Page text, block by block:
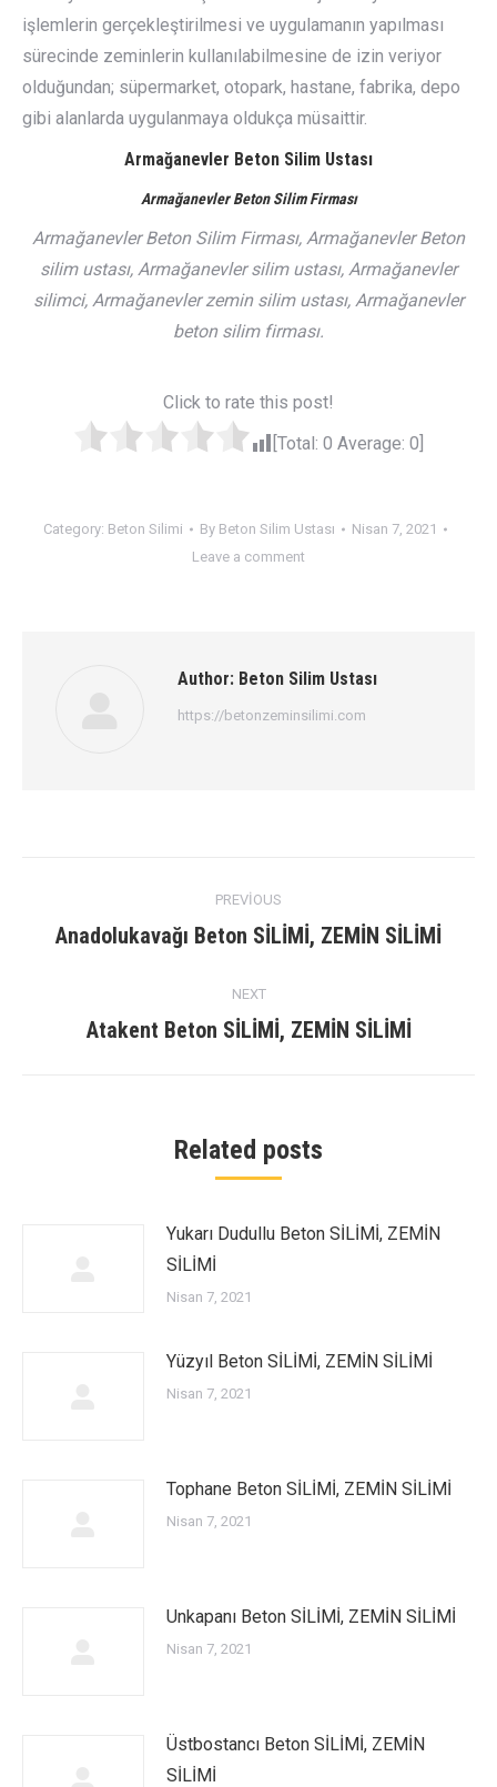
işlemlerin gerçekleştirilmesi ve uygulamanın yapılması
sürecinde zeminlerin kullanılabilmesine de izin veriyor
olduğundan; süpermarket, otopark, hastane, fabrika, depo
gibi alanlarda uygulanmaya oldukça müsaittir.
Armağanevler Beton Silim Ustası
Armağanevler Beton Silim Firması
Armağanevler Beton Silim Firması, Armağanevler Beton
silim ustası, Armağanevler silim ustası, Armağanevler
silimci, Armağanevler zemin silim ustası, Armağanevler
beton silim firması.
Click to rate this post!
[Total: 0 Average: 0
Category: Beton Silimi By Beton Silim Ustası
Nisan 7, 2021
Leave a comment
Author: Beton Silim Ustası
https://betonzeminsilimi.com
navigation
PREVIOUS
Previous
Anadolukavağı Beton SİLİMİ, ZEMİN SİLİMİ
NEXT
Next
Atakent Beton SİLİMİ, ZEMİN SİLİMİ
Related posts
Yukarı Dudullu Beton SİLİMİ, ZEMİN
SİLİMİ
Nisan 7, 2021
Yüzyıl Beton SİLİMİ, ZEMİN SİLİMİ
Nisan 7, 2021
Tophane Beton SİLİMİ, ZEMİN SİLİMİ
Nisan 7, 2021
Unkapanı Beton SİLİMİ, ZEMİN SİLİMİ
Nisan 7, 2021
Üstbostancı Beton SİLİMİ, ZEMİN
SİLİMİ